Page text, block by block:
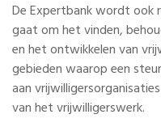
De Expertbank wordt ook
gaat om het vinden,
en het ontwikkelen van
gebieden waarop een
aan
van het vrijwilligerswerk.